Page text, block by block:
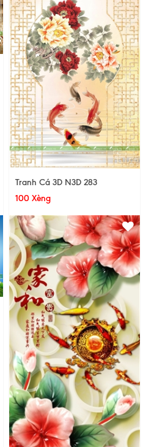
Tranh Cá 3D N3D 283
100 Xèng